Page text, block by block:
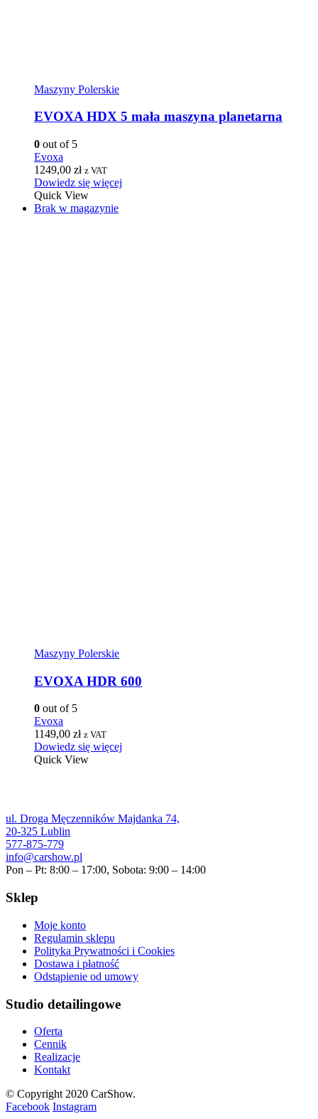
Maszyny Polerskie
EVOXA HDX 5 mała maszyna planetarna
0 out of 5
Evoxa
1249,00 zł z VAT
Dowiedz się więcej
Quick View
Brak w magazynie
Maszyny Polerskie
EVOXA HDR 600
0 out of 5
Evoxa
1149,00 zł z VAT
Dowiedz się więcej
Quick View
ul. Droga Męczenników Majdanka 74,
20-325 Lublin
577-875-779
info@carshow.pl
Pon – Pt: 8:00 – 17:00, Sobota: 9:00 – 14:00
Sklep
Moje konto
Regulamin sklepu
Polityka Prywatności i Cookies
Dostawa i płatność
Odstąpienie od umowy
Studio detailingowe
Oferta
Cennik
Realizacje
Kontakt
© Copyright 2020 CarShow.
Facebook Instagram